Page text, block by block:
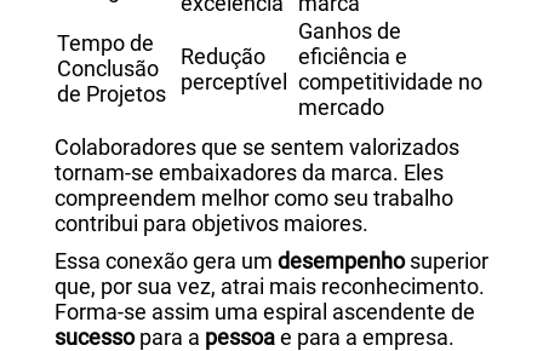
Tempo de
Conclusão
de Projetos
Redução
perceptível
Ganhos de
eficiência e
competitividade no
mercado
Colaboradores que se sentem valorizados
tornam-se embaixadores da marca. Eles
compreendem melhor como seu trabalho
contribui para objetivos maiores.
Essa conexão gera um desempenhosuperior
que, por sua vez, atrai mais reconhecimento.
Forma-se assim uma espiral ascendente de
sucessopara a pessoae para a empresa.